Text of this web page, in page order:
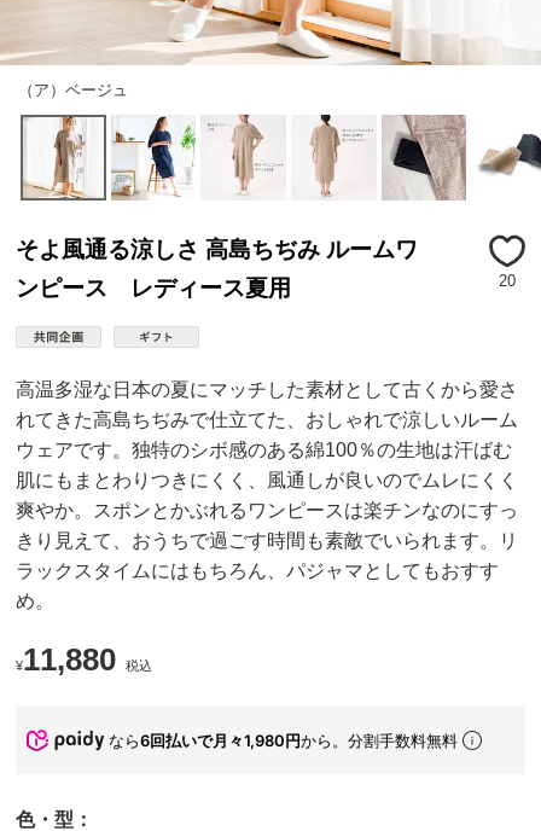
（ア）ベージュ
そよ風通る涼しさ 高島ちぢみ ルームワ
ンピース レディース夏用
20
高温多湿な日本の夏にマッチした素材として古くから愛さ
れてきた高島ちぢみで仕立てた、おしゃれで涼しいルーム
ウェアです。独特のシボ感のある綿100％の生地は汗ばむ
肌にもまとわりつきにくく、風通しが良いのでムレにくく
爽やか。スポンとかぶれるワンピースは楽チンなのにすっ
きり見えて、おうちで過ごす時間も素敵でいられます。リ
ラックスタイムにはもちろん、パジャマとしてもおすす
め。
¥11,880 税込
なら6回払いで月々1,980円から。分割手数料無料
色・型：